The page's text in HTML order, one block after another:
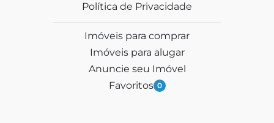
Política de Privacidade
Imóveis para comprar
Imóveis para alugar
Anuncie seu Imóvel
Favoritos 0